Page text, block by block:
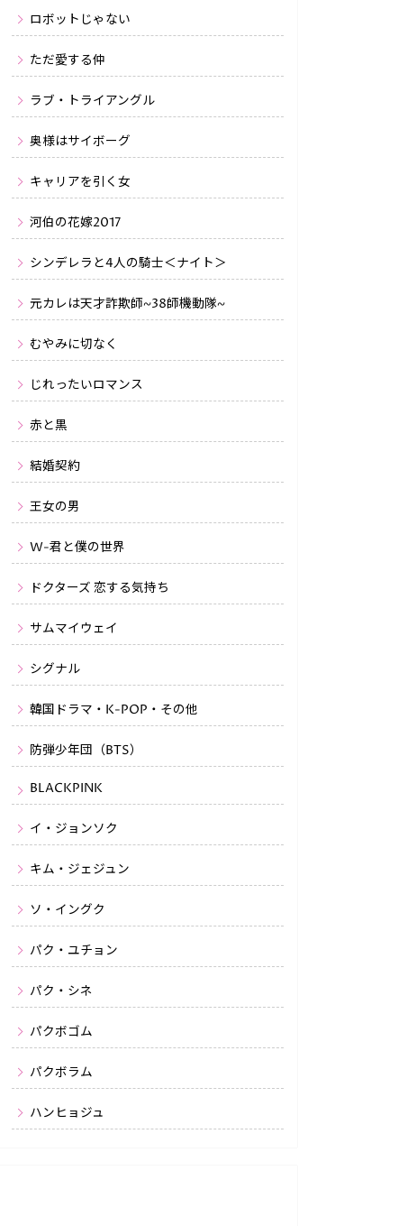
ロボットじゃない
ただ愛する仲
ラブ・トライアングル
奥様はサイボーグ
キャリアを引く女
河伯の花嫁2017
シンデレラと4人の騎士＜ナイト＞
元カレは天才詐欺師~38師機動隊~
むやみに切なく
じれったいロマンス
赤と黒
結婚契約
王女の男
W-君と僕の世界
ドクターズ 恋する気持ち
サムマイウェイ
シグナル
韓国ドラマ・K-POP・その他
防弾少年団（BTS）
BLACKPINK
イ・ジョンソク
キム・ジェジュン
ソ・イングク
パク・ユチョン
パク・シネ
パクボゴム
パクボラム
ハンヒョジュ